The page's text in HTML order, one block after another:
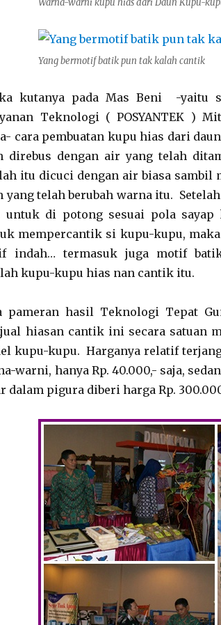
Warna-warni kupu hias dari Daun Kupu-
Yang bermotif batik pun tak kalah cantik
kutanya pada Mas Beni -yaitu
Teknologi ( POSYANTEK )
cara pembuatan kupu hias dari
direbus dengan air yang telah
itu dicuci dengan air biasa
yang telah berubah warna itu.
untuk di potong sesuai pola sayap
mempercantik si kupu-kupu,
indah… termasuk juga motif
kupu-kupu hias nan cantik itu.
pameran hasil Teknologi Tepat
hiasan cantik ini secara satuan
kupu-kupu. Harganya relatif
warni, hanya Rp. 40.000,- saja,
dalam pigura diberi harga Rp.